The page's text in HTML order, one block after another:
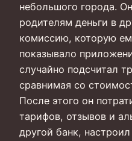
небольшого города.
родителям деньги в
комиссию, которую
показывало
случайно подсчитал
сравнимая со
После этого он
тарифов, отзывов и
другой банк,